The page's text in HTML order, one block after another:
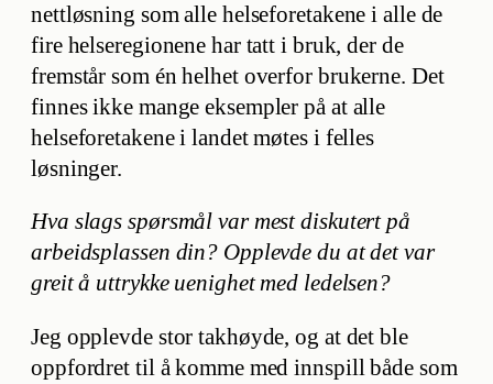
nettløsning som alle helseforetakene i alle de
fire helseregionene har tatt i bruk, der de
fremstår som én helhet overfor brukerne. Det
finnes ikke mange eksempler på at alle
helseforetakene i landet møtes i felles
løsninger.
Hva slags spørsmål var mest diskutert på
arbeidsplassen din? Opplevde du at det var
greit å uttrykke uenighet med ledelsen?
Jeg opplevde stor takhøyde, og at det ble
oppfordret til å komme med innspill både som